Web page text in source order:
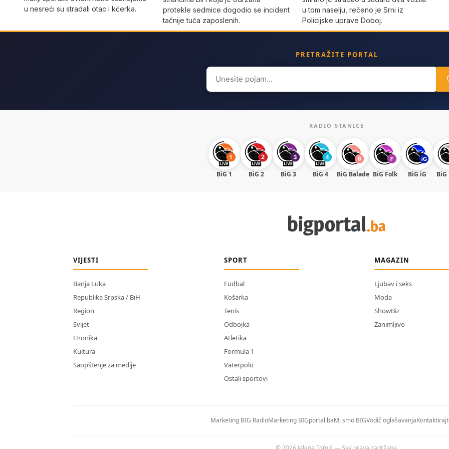
u nesreći su stradali otac i kćerka.
protekle sedmice dogodio se incident
tačnije tuča zaposlenih.
u tom naselju, rečeno je Srni iz
Policijske uprave Doboj.
PRETRAŽITE PORTAL
Search
for:
RADIO STANICE
BiG 1 BiG 2 BiG 3 BiG 4 BiG Balade BiG Folk BiG iG BiG
VIJESTI
Banja Luka
Republika Srpska / BiH
Region
Svijet
Hronika
Kultura
Saopštenje za medije
SPORT
Fudbal
Košarka
Tenis
Odbojka
Atletika
Formula 1
Vaterpolo
Ostali sportovi
MAGAZIN
Ljubav i seks
Moda
ShowBiz
Zanimljivo
Marketing BIG RadioMarketing BIGportal.baMi smo BIGVodič oglašavanja